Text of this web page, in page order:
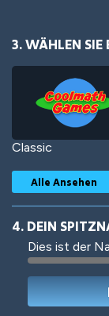
3. WÄHLEN SIE
Classic
Woof
Alle Ansehen
4. DEIN
Dies ist der